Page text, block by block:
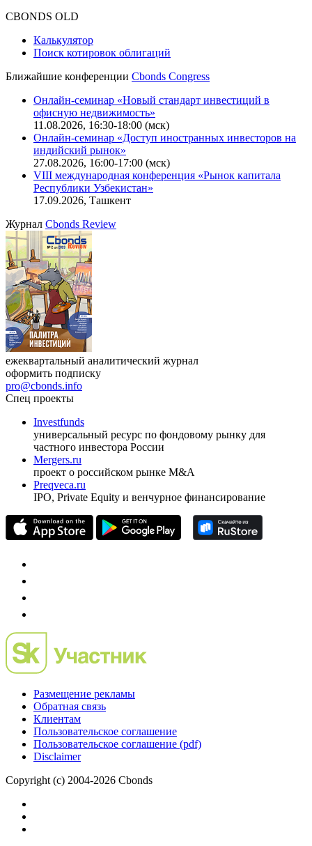
CBONDS OLD
Калькулятор
Поиск котировок облигаций
Ближайшие конференции Cbonds Congress
Онлайн-семинар «Новый стандарт инвестиций в
офисную недвижимость»
11.08.2026, 16:30-18:00 (мск)
Онлайн-семинар «Доступ иностранных инвесторов на
индийский рынок»
27.08.2026, 16:00-17:00 (мск)
VIII международная конференция «Рынок капитала
Республики Узбекистан»
17.09.2026, Ташкент
Журнал Cbonds Review
ежеквартальный аналитический журнал
оформить подписку
pro@cbonds.info
Спец проекты
Investfunds
универсальный ресурс по фондовому рынку для
частного инвестора России
Mergers.ru
проект о российском рынке M&A
Preqveca.ru
IPO, Private Equity и венчурное финансирование
Размещение рекламы
Обратная связь
Клиентам
Пользовательское соглашение
Пользовательское соглашение (pdf)
Disclaimer
Copyright (c) 2004-2026 Cbonds